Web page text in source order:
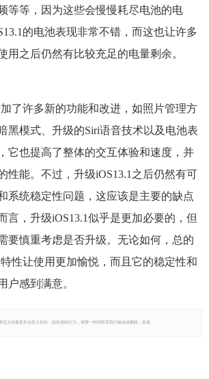
等等，因为这些会慢慢耗尽电池的电
的电池表现非常不错，而这也让许多
用之后仍然有比较充足的电量剩余。
了许多新的功能和改进，如照片管理方
黑模式、升级的Siri语音技术以及电池表
它也提高了整体的交互体验和速度，并
性能。不过，升级iOS13.1之后仍然有可
系统稳定性问题，这应该是主要的缺点
言，升级iOS13.1似乎是更加必要的，但
要慎重考虑是否升级。无论如何，总的
性让使用更加愉悦，而且它的稳定性和
户感到满意。
仅为传播更多信息之目的，如有侵权行为，请第一时间联系我们修改或删除，多谢。